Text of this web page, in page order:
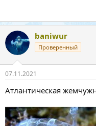
baniwur
Проверенный
07.11.2021
Атлантическая